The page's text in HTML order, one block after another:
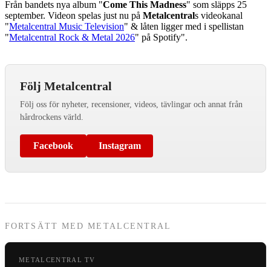
Från bandets nya album "Come This Madness" som släpps 25
september. Videon spelas just nu på Metalcentrals videokanal
"Metalcentral Music Television" & låten ligger med i spellistan
"Metalcentral Rock & Metal 2026" på Spotify".
Följ Metalcentral
Följ oss för nyheter, recensioner, videos, tävlingar och annat från
hårdrockens värld.
Facebook Instagram
FORTSÄTT MED METALCENTRAL
METALCENTRAL TV